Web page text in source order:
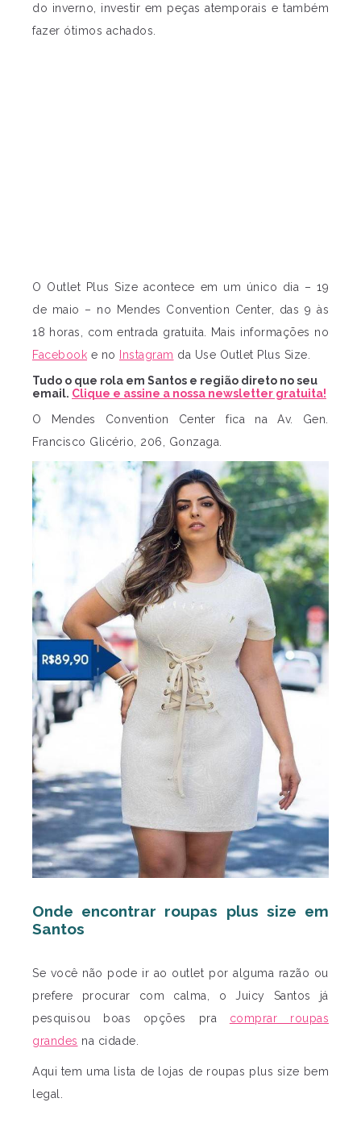
do inverno, investir em peças atemporais e também
fazer ótimos achados.
O Outlet Plus Size acontece em um único dia – 19
de maio – no Mendes Convention Center, das 9 às
18 horas, com entrada gratuita. Mais informações no
Facebook e no Instagram da Use Outlet Plus Size.
Tudo o que rola em Santos e região direto no seu
email. Clique e assine a nossa newsletter gratuita!
O Mendes Convention Center fica na Av. Gen.
Francisco Glicério, 206, Gonzaga.
Onde encontrar roupas plus size em
Santos
Se você não pode ir ao outlet por alguma razão ou
prefere procurar com calma, o Juicy Santos já
pesquisou boas opções pra comprar roupas
grandes na cidade.
Aqui tem uma lista de lojas de roupas plus size bem
legal.